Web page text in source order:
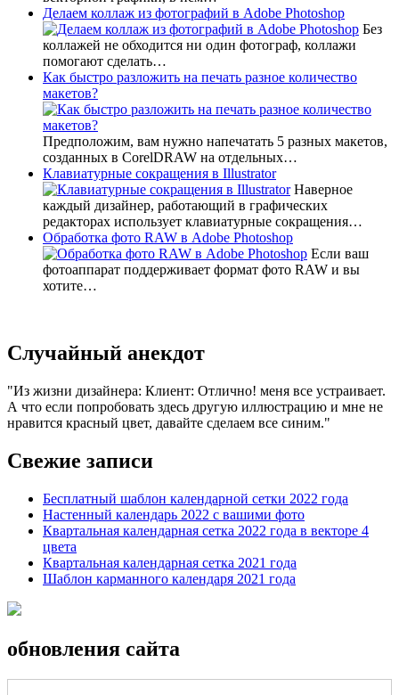
Делаем коллаж из фотографий в Adobe Photoshop
Без
коллажей не обходится ни один фотограф, коллажи
помогают сделать…
Как быстро разложить на печать разное количество
макетов?
Предположим, вам нужно напечатать 5 разных макетов,
созданных в CorelDRAW на отдельных…
Клавиатурные сокращения в Illustrator
Наверное
каждый дизайнер, работающий в графических
редакторах использует клавиатурные сокращения…
Обработка фото RAW в Adobe Photoshop
Если ваш
фотоаппарат поддерживает формат фото RAW и вы
хотите…
Случайный анекдот
Из жизни дизайнера: Клиент: Отлично! меня все устраивает.
А что если попробовать здесь другую иллюстрацию и мне не
нравится красный цвет, давайте сделаем все синим.
Свежие записи
Бесплатный шаблон календарной сетки 2022 года
Настенный календарь 2022 с вашими фото
Квартальная календарная сетка 2022 года в векторе 4
цвета
Квартальная календарная сетка 2021 года
Шаблон карманного календаря 2021 года
обновления сайта